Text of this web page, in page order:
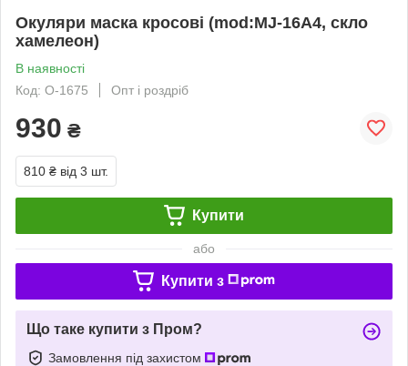
Окуляри маска кросові (mod:MJ-16A4, скло
хамелеон)
В наявності
Код: O-1675
Опт і роздріб
930 ₴
810 ₴ від 3 шт.
Купити
або
Купити з
Що таке купити з Пром?
Замовлення під захистом